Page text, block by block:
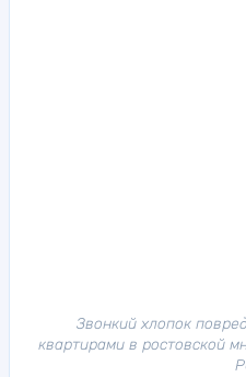
Звонкий хлопок
квартирами в ростовской